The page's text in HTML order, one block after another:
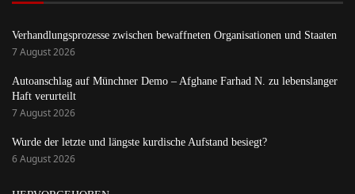
Verhandlungsprozesse zwischen bewaffneten Organisationen und Staaten
7 August 2026
Autoanschlag auf Münchner Demo – Afghane Farhad N. zu lebenslanger
Haft verurteilt
7 August 2026
Wurde der letzte und längste kurdische Aufstand besiegt?
6 August 2026